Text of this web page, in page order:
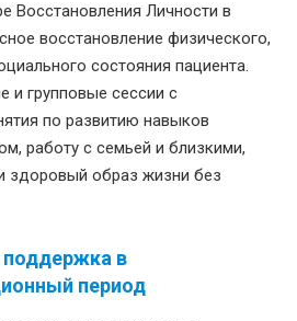
Восстановления Личности в
восстановление физического,
состояния пациента.
и групповые сессии с
по развитию навыков
работу с семьей и близкими,
здоровый образ жизни без
поддержка в
период